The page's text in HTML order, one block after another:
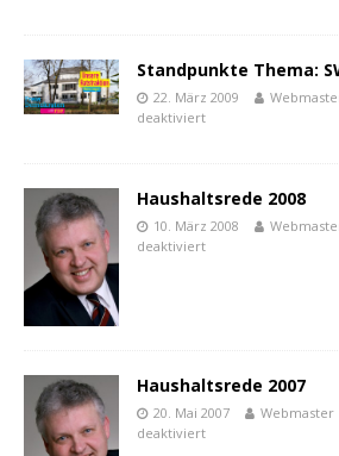
Standpunkte Thema:
22. März 2009
deaktiviert
Haushaltsrede 2008
10. März 2008
deaktiviert
Haushaltsrede 2007
20. Mai 2007 Webmaster
deaktiviert